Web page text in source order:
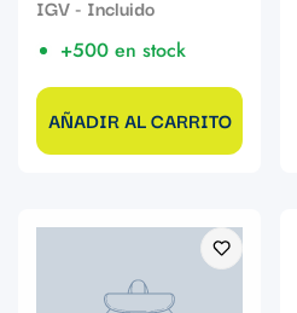
+500 en stock
AÑADIR AL CARRITO